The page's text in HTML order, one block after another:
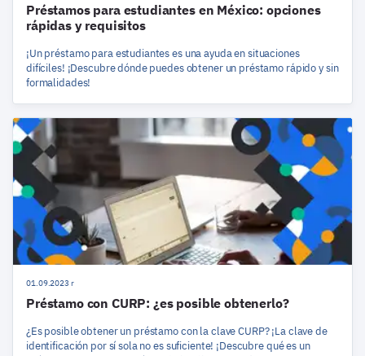
Préstamos para estudiantes en México: opciones
rápidas y requisitos
¡Un préstamo para estudiantes es una ayuda en situaciones
difíciles! ¡Descubre dónde puedes obtener un préstamo rápido y sin
formalidades!
01.09.2023 r
Préstamo con CURP: ¿es posible obtenerlo?
¿Es posible obtener un préstamo con la clave CURP? ¡La clave de
identificación por sí sola no es suficiente! ¡Descubre qué es un